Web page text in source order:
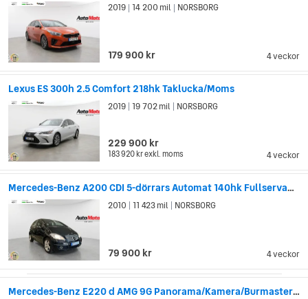
4 veckor
2019 14 200 mil NORSBORG
179 900 kr
Lexus ES 300h 2.5 Comfort 218hk Taklucka/Moms
4 veckor
2019 19 702 mil NORSBORG
229 900 kr
183 920 krexkl. moms
Mercedes-Benz A200 CDI 5-dörrars Automat 140hk Fullservad/SoV d
4 veckor
2010 11 423 mil NORSBORG
79 900 kr
Mercedes-Benz E220 d AMG 9G Panorama/Kamera/Burmaster 194hk